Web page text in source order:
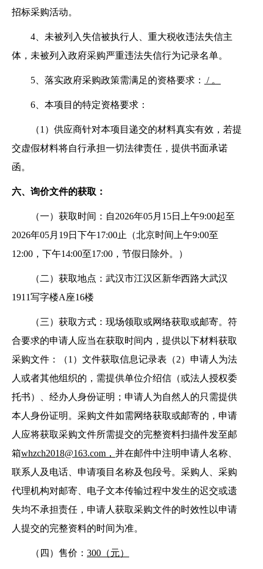
招标采购活动。
4、未被列入失信被执行人、重大税收违法失信主
体，未被列入政府采购严重违法失信行为记录名单。
5、落实政府采购政策需满足的资格要求： / 。
6、本项目的特定资格要求：
（1）供应商针对本项目递交的材料真实有效，若提
交虚假材料将自行承担一切法律责任，提供书面承诺
函。
六、询价文件的获取：
（一）获取时间：自2026年05月15日上午9:00起至
2026年05月19日下午17:00止（北京时间上午9:00至
12:00，下午14:00至17:00，节假日除外。）
（二）获取地点： 武汉市江汉区新华西路大武汉
1911写字楼A座16楼
（三） 获取方式： 现场领取或网络获取或邮寄。符
合要求的申请人应当在获取时间内，提供以下材料获取
采购文件：
（1）文件获取信息记录表（2） 申请人为法
人或者其他组织的，需提供单位介绍信（或法人授权委
托书）、经办人身份证明；申请人为自然人的只需提供
本人身份证明。采购文件如需网络获取或邮寄的，申请
人应将获取采购文件所需提交的完整资料扫描件发至邮
箱whzch2018@163.com， 并在邮件中注明申请人名称、
联系人及电话、申请项目名称及包段号。采购人、采购
代理机构对邮寄、电子文本传输过程中发生的迟交或遗
失均不承担责任，申请人获取采购文件的时效性以申请
人提交的完整资料的时间为准。
（四）售价： 300（元）